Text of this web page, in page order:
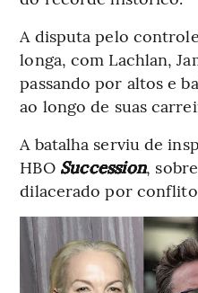
A disputa pelo
longa, com Lachlan,
passando por altos e
ao longo de suas
A batalha serviu de
HBO Succession,
dilacerado por